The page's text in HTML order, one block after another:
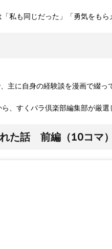
私も同じだった」「勇気をも
に自身の経験談を漫画で綴っ
、すくパラ倶楽部編集部が厳
た話 前編（10コマ）